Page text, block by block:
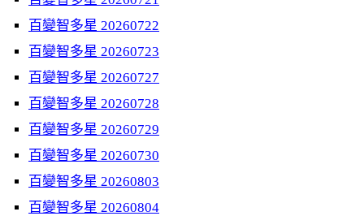
百變智多星 20260722
百變智多星 20260723
百變智多星 20260727
百變智多星 20260728
百變智多星 20260729
百變智多星 20260730
百變智多星 20260803
百變智多星 20260804